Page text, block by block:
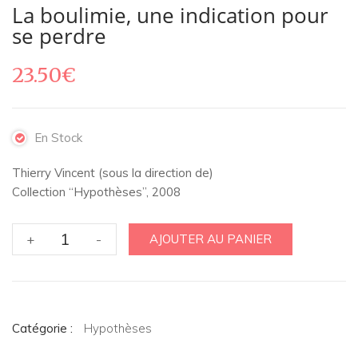
La boulimie, une indication pour
se perdre
23.50€
En Stock
Thierry Vincent (sous la direction de)
Collection “Hypothèses”, 2008
+
quantité
de
indication
- AJOUTER AU PANIER
Catégorie : Hypothèses